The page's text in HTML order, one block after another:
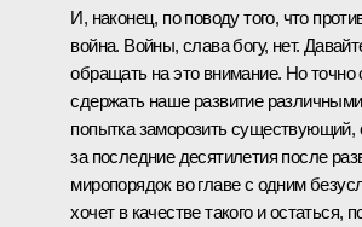
И, наконец, по поводу того, что
война. Войны, слава богу, нет.
обращать на это внимание. Но
сдержать наше развитие
попытка заморозить
за последние десятилетия после
миропорядок во главе с одним
хочет в качестве такого и остаться,